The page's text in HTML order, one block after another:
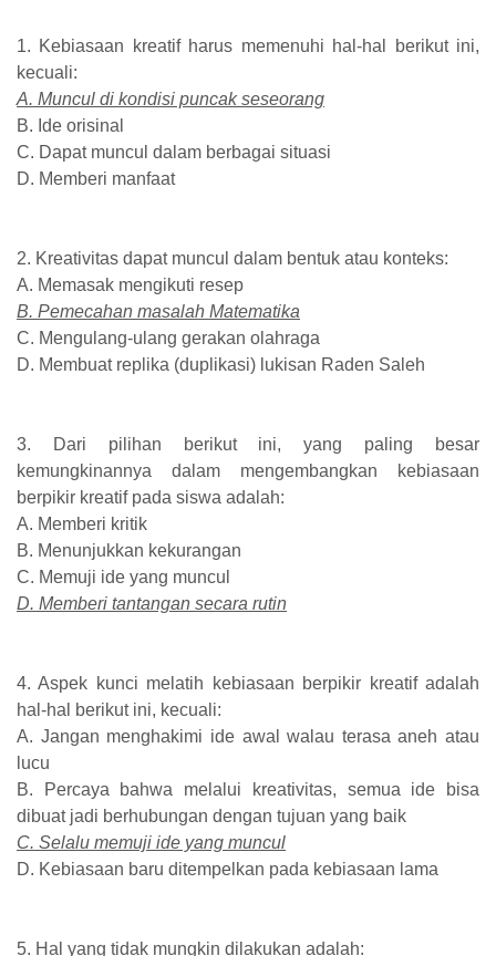
1. Kebiasaan kreatif harus memenuhi hal-hal berikut ini,
kecuali:
A. Muncul di kondisi puncak seseorang
B. Ide orisinal
C. Dapat muncul dalam berbagai situasi
D. Memberi manfaat
2. Kreativitas dapat muncul dalam bentuk atau konteks:
A. Memasak mengikuti resep
B. Pemecahan masalah Matematika
C. Mengulang-ulang gerakan olahraga
D. Membuat replika (duplikasi) lukisan Raden Saleh
3. Dari pilihan berikut ini, yang paling besar
kemungkinannya dalam mengembangkan kebiasaan
berpikir kreatif pada siswa adalah:
A. Memberi kritik
B. Menunjukkan kekurangan
C. Memuji ide yang muncul
D. Memberi tantangan secara rutin
4. Aspek kunci melatih kebiasaan berpikir kreatif adalah
hal-hal berikut ini, kecuali:
A. Jangan menghakimi ide awal walau terasa aneh atau
lucu
B. Percaya bahwa melalui kreativitas, semua ide bisa
dibuat jadi berhubungan dengan tujuan yang baik
C. Selalu memuji ide yang muncul
D. Kebiasaan baru ditempelkan pada kebiasaan lama
5. Hal yang tidak mungkin dilakukan adalah: